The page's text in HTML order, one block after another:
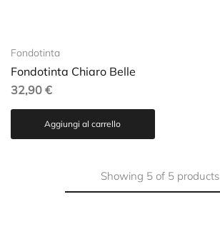
Fondotinta
Fondotinta Chiaro Belle
32,90 €
Aggiungi al carrello
Showing 5 of 5 products